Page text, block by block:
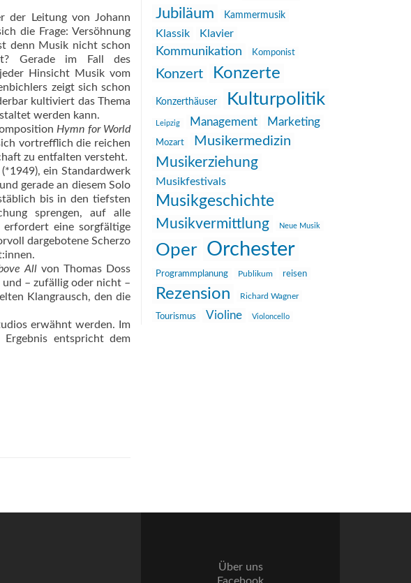
der Leitung von Johann
die Frage: Versöhnung
denn Musik nicht schon
Gerade im Fall des
Hinsicht Musik vom
zeigt sich schon
kultiviert das Thema
werden kann.
Hymn for World
vortrefflich die reichen
zu entfalten versteht.
(*1949), ein Standardwerk
gerade an diesem Solo
bis in den tiefsten
sprengen, auf alle
erfordert eine sorgfältige
dargebotene Scherzo
Allvon Thomas Doss
– zufällig oder nicht –
Klangrausch, den die
erwähnt werden. Im
Ergebnis entspricht dem
Jubiläum Kammermusik
Klassik Klavier
Kommunikation Komponist
Konzert Konzerte
Konzerthäuser Kulturpolitik
Leipzig Management Marketing
Mozart Musikermedizin
Musikerziehung
Musikfestivals
Musikgeschichte
Musikvermittlung Neue Musik
Oper Orchester
Programmplanung Publikum reisen
Rezension Richard Wagner
Tourismus Violine Violoncello
Über uns